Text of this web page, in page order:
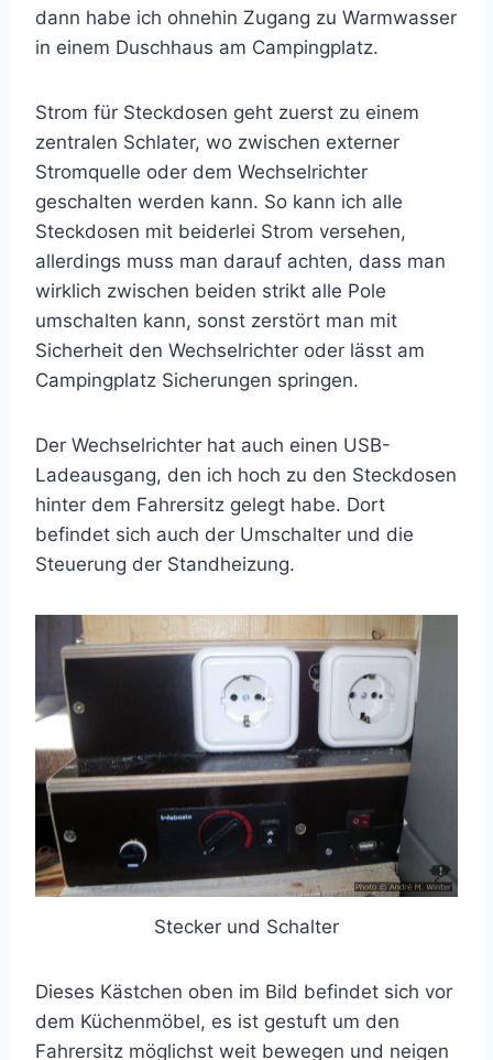
dann habe ich ohnehin Zugang zu Warmwasser
in einem Duschhaus am Campingplatz.
Strom für Steckdosen geht zuerst zu einem
zentralen Schlater, wo zwischen externer
Stromquelle oder dem Wechselrichter
geschalten werden kann. So kann ich alle
Steckdosen mit beiderlei Strom versehen,
allerdings muss man darauf achten, dass man
wirklich zwischen beiden strikt alle Pole
umschalten kann, sonst zerstört man mit
Sicherheit den Wechselrichter oder lässt am
Campingplatz Sicherungen springen.
Der Wechselrichter hat auch einen USB-
Ladeausgang, den ich hoch zu den Steckdosen
hinter dem Fahrersitz gelegt habe. Dort
befindet sich auch der Umschalter und die
Steuerung der Standheizung.
Stecker und Schalter
Dieses Kästchen oben im Bild befindet sich vor
dem Küchenmöbel, es ist gestuft um den
Fahrersitz möglichst weit bewegen und neigen